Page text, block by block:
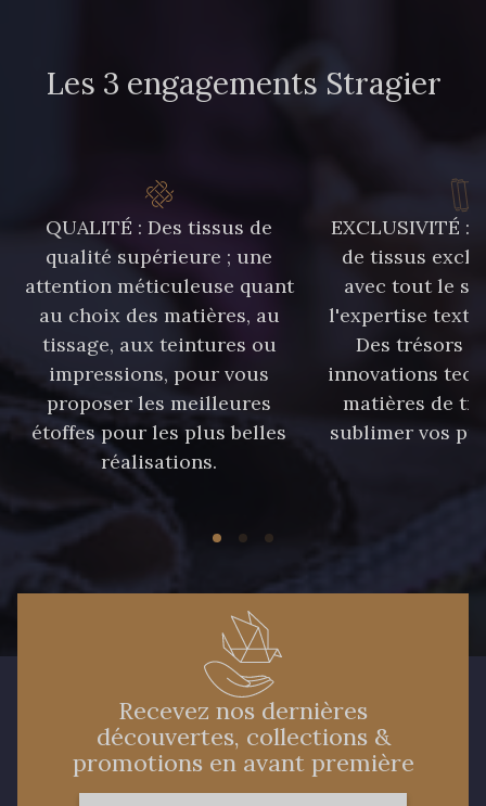
Les 3 engagements Stragier
QUALITÉ : Des tissus de
qualité supérieure ; une
attention méticuleuse quant
au choix des matières, au
tissage, aux teintures ou
impressions, pour vous
proposer les meilleures
étoffes pour les plus belles
réalisations.
EXCLUSIVITÉ :
de tissus
avec tout le
l'expertise
Des trésors
innovations
matières de
sublimer vos
Recevez nos dernières
découvertes, collections &
promotions en avant première